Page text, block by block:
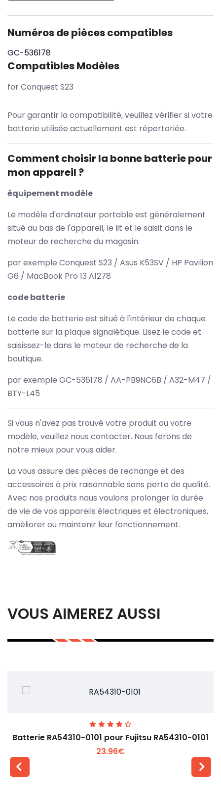
Numéros de pièces compatibles
GC-536178
Compatibles Modèles
for Conquest S23
Pour garantir la compatibilité, veuillez vérifier si votre
batterie utilisée actuellement est répertoriée.
Comment choisir la bonne batterie pour
mon appareil ?
équipement modèle
Le modèle d'ordinateur portable est généralement
situé au bas de l'appareil, le lit et le saisit dans le
moteur de recherche du magasin.
par exemple Conquest S23 / Asus K53SV / HP Pavilion
G6 / MacBook Pro 13 A1278
code batterie
Le code de batterie est situé à l'intérieur de chaque
batterie sur la plaque signalétique. Lisez le code et
saisissez-le dans le moteur de recherche de la
boutique.
par exemple GC-536178 / AA-PB9NC6B / A32-M47 /
BTY-L45
Si vous n'avez pas trouvé votre produit ou votre
modèle, veuillez nous contacter. Nous ferons de
notre mieux pour vous aider.
La vous assure des pièces de rechange et des
accessoires à prix raisonnable sans perte de qualité.
Avec nos produits nous voulons prolonger la durée
de vie de vos appareils électriques et électroniques,
améliorer ou maintenir leur fonctionnement.
VOUS AIMEREZ AUSSI
Batterie RA54310-0101 pour Fujitsu RA54310-0101
23.96€